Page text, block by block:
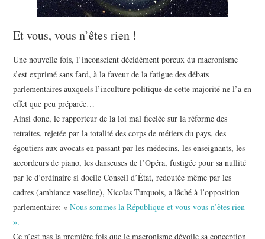
Et vous, vous n’êtes rien !
Une nouvelle fois, l’inconscient décidément poreux du macronisme
s’est exprimé sans fard, à la faveur de la fatigue des débats
parlementaires auxquels l’inculture politique de cette majorité ne l’a en
effet que peu préparée…
Ainsi donc, le rapporteur de la loi mal ficelée sur la réforme des
retraites, rejetée par la totalité des corps de métiers du pays, des
égoutiers aux avocats en passant par les médecins, les enseignants, les
accordeurs de piano, les danseuses de l’Opéra, fustigée pour sa nullité
par le d’ordinaire si docile Conseil d’État, redoutée même par les
cadres (ambiance vaseline), Nicolas Turquois, a lâché à l’opposition
parlementaire: « Nous sommes la République et vous vous n’êtes rien
».
Ce n’est pas la première fois que le macronisme dévoile sa conception